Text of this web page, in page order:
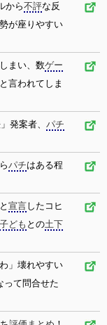
から不評な反
が座りやすい
まい、数ゲー
言われてしま
発案者、 パチ
パチはある程
宣言したコヒ
子ども との土下
」壊れやすい
って問合せた